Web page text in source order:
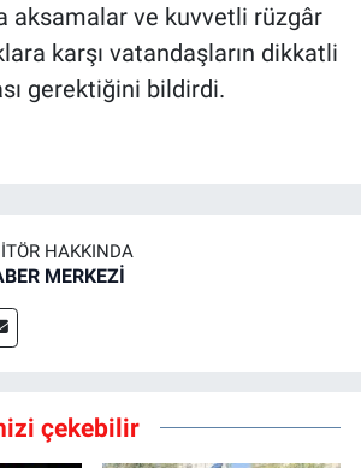
aksamalar ve kuvvetli rüzgâr
karşı vatandaşların dikkatli
gerektiğini bildirdi.
HAKKINDA
MERKEZİ
çekebilir